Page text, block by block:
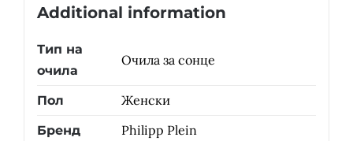
Additional information
Тип на
очила
Очила за сонце
Пол Женски
Бренд Philipp Plein